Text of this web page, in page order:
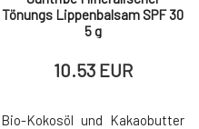
Tönungs Lippenbalsam SPF 30
5 g
10.53 EUR
Bio-Kokosöl und Kakaobutter